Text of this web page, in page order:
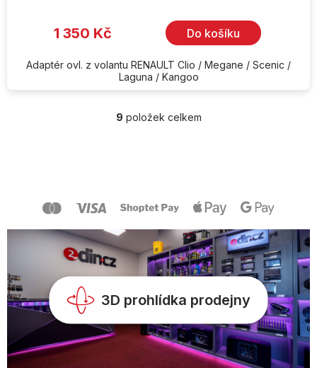
1 350 Kč Do košíku
Adaptér ovl. z volantu RENAULT Clio / Megane / Scenic /
Laguna / Kangoo
O
c
p
r
v
k
v
p
i
s
9 položek celkem
3D prohlídka prodejny